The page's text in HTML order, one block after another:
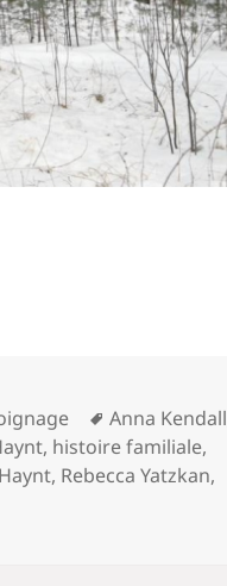
Mots-
clés
Anna Kendall
, histoire familiale,
, Rebecca Yatzkan,